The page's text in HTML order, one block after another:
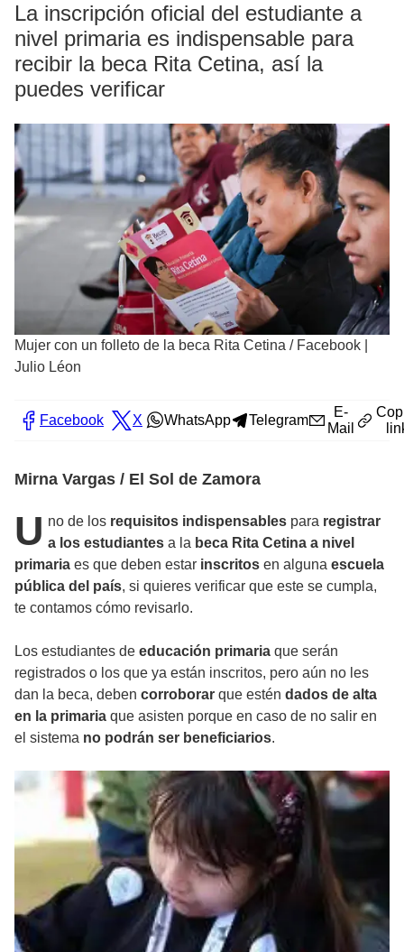
La inscripción oficial del estudiante a
nivel primaria es indispensable para
recibir la beca Rita Cetina, así la
puedes verificar
Mujer con un folleto de la beca Rita Cetina / Facebook |
Julio Léon
Facebook X WhatsApp Telegram
E-
Mail
Mirna Vargas / El Sol de Zamora
U no de los requisitos indispensables para registrar
a los estudiantes a la beca Rita Cetina a nivel
primaria es que deben estar inscritos en alguna escuela
pública del país, si quieres verificar que este se cumpla,
te contamos cómo revisarlo.
Los estudiantes de educación primaria que serán
registrados o los que ya están inscritos, pero aún no les
dan la beca, deben corroborar que estén dados de alta
en la primaria que asisten porque en caso de no salir en
el sistema no podrán ser beneficiarios.